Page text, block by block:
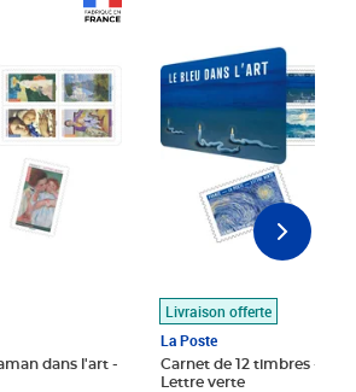
dans l'art -
Livraison offerte
La Poste
Carnet de 12 timbres - Le
Lettre verte